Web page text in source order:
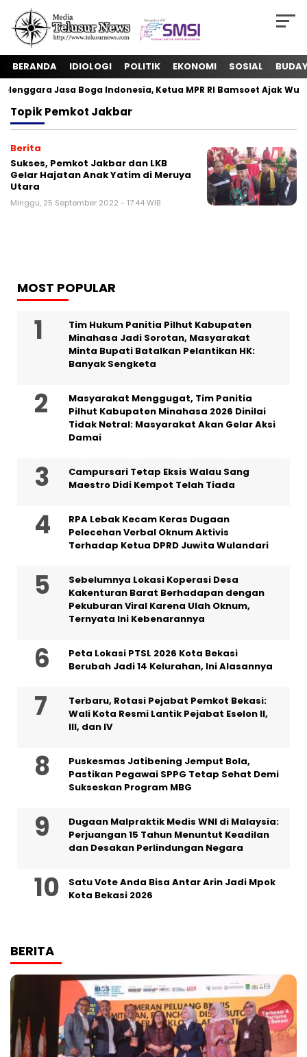
BERANDA IDIOLOGI POLITIK EKONOMI SOSIAL
Jasa Boga Indonesia, Ketua MPR RI Bamsoet Ajak
TopikPemkot Jakbar
Berita
Sukses, Pemkot Jakbar dan LKB
Gelar Hajatan Anak Yatim di Meruya
Utara
Minggu, 25 September 2022 - 17:44 WIB
MOST POPULAR
Tim Hukum Panitia Pilhut Kabupaten
Minahasa Jadi Sorotan, Masyarakat
Minta Bupati Batalkan Pelantikan HK:
Banyak Sengketa
Masyarakat Menggugat, Tim Panitia
Pilhut Kabupaten Minahasa 2026 Dinilai
Tidak Netral: Masyarakat Akan Gelar Aksi
Damai
Campursari Tetap Eksis Walau Sang
Maestro Didi Kempot Telah Tiada
RPA Lebak Kecam Keras Dugaan
Pelecehan Verbal Oknum Aktivis
Terhadap Ketua DPRD Juwita Wulandari
Sebelumnya Lokasi Koperasi Desa
Kakenturan Barat Berhadapan dengan
Pekuburan Viral Karena Ulah Oknum,
Ternyata Ini Kebenarannya
Peta Lokasi PTSL 2026 Kota Bekasi
Berubah Jadi 14 Kelurahan, Ini Alasannya
‎Terbaru, Rotasi Pejabat Pemkot Bekasi:
Wali Kota Resmi Lantik Pejabat Eselon II,
III, dan IV ‎
Puskesmas Jatibening Jemput Bola,
Pastikan Pegawai SPPG Tetap Sehat Demi
Sukseskan Program MBG
‎Dugaan Malpraktik Medis WNI di Malaysia:
Perjuangan 15 Tahun Menuntut Keadilan
dan Desakan Perlindungan Negara
Satu Vote Anda Bisa Antar Arin Jadi Mpok
Kota Bekasi 2026
BERITA